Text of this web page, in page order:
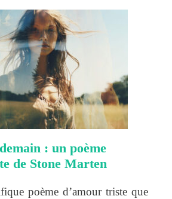
: un poème
de Stone Marten
poème d’amour triste que